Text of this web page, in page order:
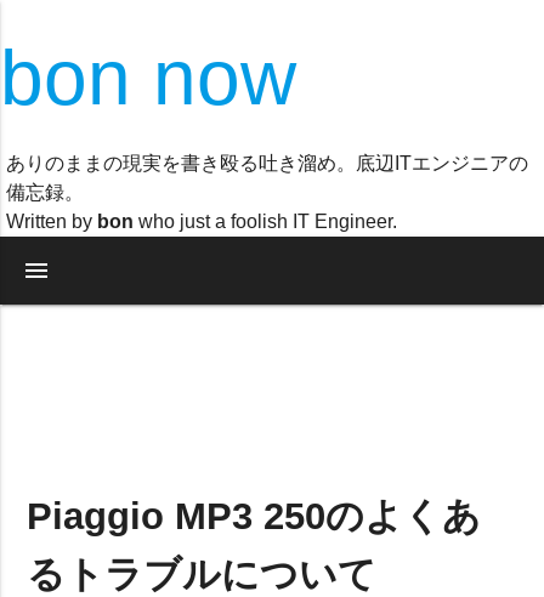
bon now
ありのままの現実を書き殴る吐き溜め。底辺ITエンジニアの
備忘録。
Written by bon who just a foolish IT Engineer.
menu
Piaggio MP3 250のよくあ
るトラブルについて